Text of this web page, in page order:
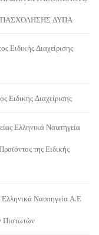
ΔΥΠΑ
Ειδικής Διαχείρισης
Ειδικής Διαχείρισης
Ελληνικά Ναυπηγεία
της Ειδικής
Ελληνικά Ναυπηγεία Α.Ε
Πιστωτών